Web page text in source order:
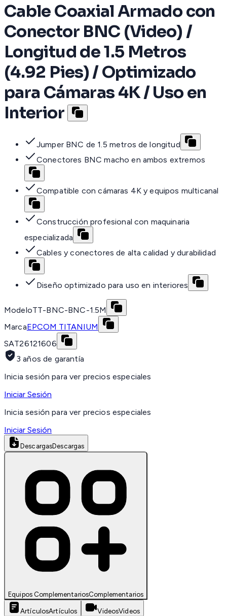
Cable Coaxial Armado con
Conector BNC (Video) /
Longitud de 1.5 Metros
(4.92 Pies) / Optimizado
para Cámaras 4K / Uso en
Interior
Jumper BNC de 1.5 metros de longitud
Conectores BNC macho en ambos extremos
Compatible con cámaras 4K y equipos multicanal
Construcción profesional con maquinaria
especializada
Cables y conectores de alta calidad y durabilidad
Diseño optimizado para uso en interiores
ModeloTT-BNC-BNC-1.5M
MarcaEPCOM TITANIUM
SAT26121606
3 años de garantía
Inicia sesión para ver precios especiales
Iniciar Sesión
Inicia sesión para ver precios especiales
Iniciar Sesión
DescargasDescargas
Equipos ComplementariosComplementarios
ArtículosArtículos VideosVideos